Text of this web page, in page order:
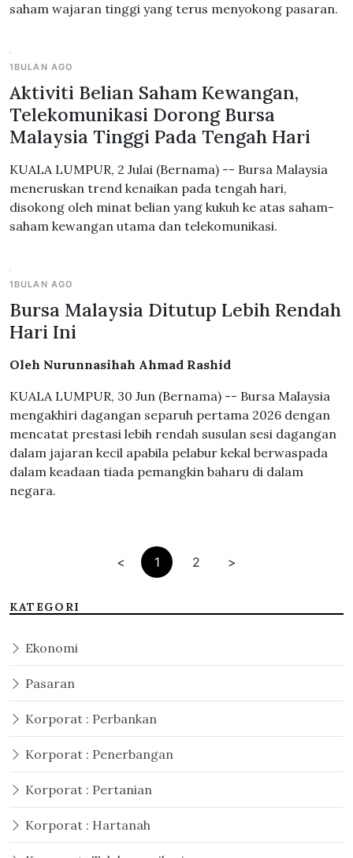
saham wajaran tinggi yang terus menyokong pasaran.
1BULAN AGO
Aktiviti Belian Saham Kewangan,
Telekomunikasi Dorong Bursa
Malaysia Tinggi Pada Tengah Hari
KUALA LUMPUR, 2 Julai (Bernama) -- Bursa Malaysia
meneruskan trend kenaikan pada tengah hari,
disokong oleh minat belian yang kukuh ke atas saham-
saham kewangan utama dan telekomunikasi.
1BULAN AGO
Bursa Malaysia Ditutup Lebih Rendah
Hari Ini
Oleh Nurunnasihah Ahmad Rashid
KUALA LUMPUR, 30 Jun (Bernama) -- Bursa Malaysia
mengakhiri dagangan separuh pertama 2026 dengan
mencatat prestasi lebih rendah susulan sesi dagangan
dalam jajaran kecil apabila pelabur kekal berwaspada
dalam keadaan tiada pemangkin baharu di dalam
negara.
< 1 2 >
KATEGORI
Ekonomi
Pasaran
Korporat : Perbankan
Korporat : Penerbangan
Korporat : Pertanian
Korporat : Hartanah